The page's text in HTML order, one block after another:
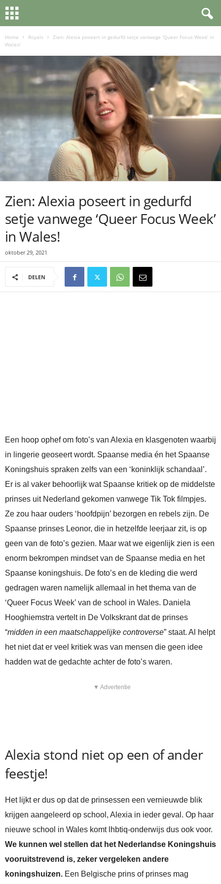
Home Royals
Zien: Alexia poseert in gedurfd setje vanwege ‘Queer Focus Week’ in
Wales!
Zien: Alexia poseert in gedurfd
setje vanwege ‘Queer Focus Week’
in Wales!
oktober 29, 2021
DELEN
Een hoop ophef om foto’s van Alexia en klasgenoten waarbij
in lingerie geoseert wordt. Spaanse media én het Spaanse
Koningshuis spraken zelfs van een ‘koninklijk schandaal’.
Er is al vaker behoorlijk wat Spaanse kritiek op de middelste
prinses uit Nederland gekomen vanwege Tik Tok filmpjes.
Ze zou haar ouders ‘hoofdpijn’ bezorgen en rebels zijn. De
Spaanse prinses Leonor, die in hetzelfde leerjaar zit, is op
geen van de foto’s gezien. Maar wat we eigenlijk zien is een
enorm bekrompen mindset van de Spaanse media en het
Spaanse koningshuis. De foto’s en de kleding die werd
gedragen waren namelijk allemaal in het thema van de
‘Queer Focus Week’ van de school in Wales. Daniela
Hooghiemstra vertelt in De Volkskrant dat de prinses
“midden in een maatschappelijke controverse” staat. Al helpt
het niet dat er veel kritiek was van mensen die geen idee
hadden wat de gedachte achter de foto’s waren.
▼ Advertentie
Alexia stond niet op een of ander
feestje!
Het lijkt er dus op dat de prinsessen een vernieuwde blik
krijgen aangeleerd op school, Alexia in ieder geval. Op haar
nieuwe school in Wales komt lhbtiq-onderwijs dus ook voor.
We kunnen wel stellen dat het Nederlandse Koningshuis
vooruitstrevend is, zeker vergeleken andere
koningshuizen. Een Belgische prins of prinses mag